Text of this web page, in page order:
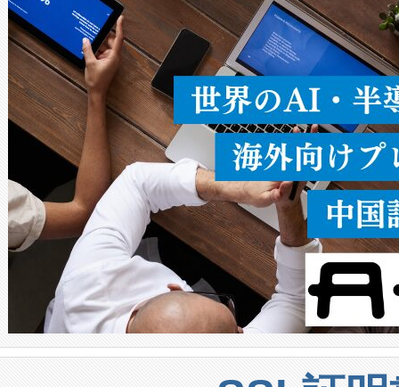
うにします。遠距離まで届く
密度なスキャ […]